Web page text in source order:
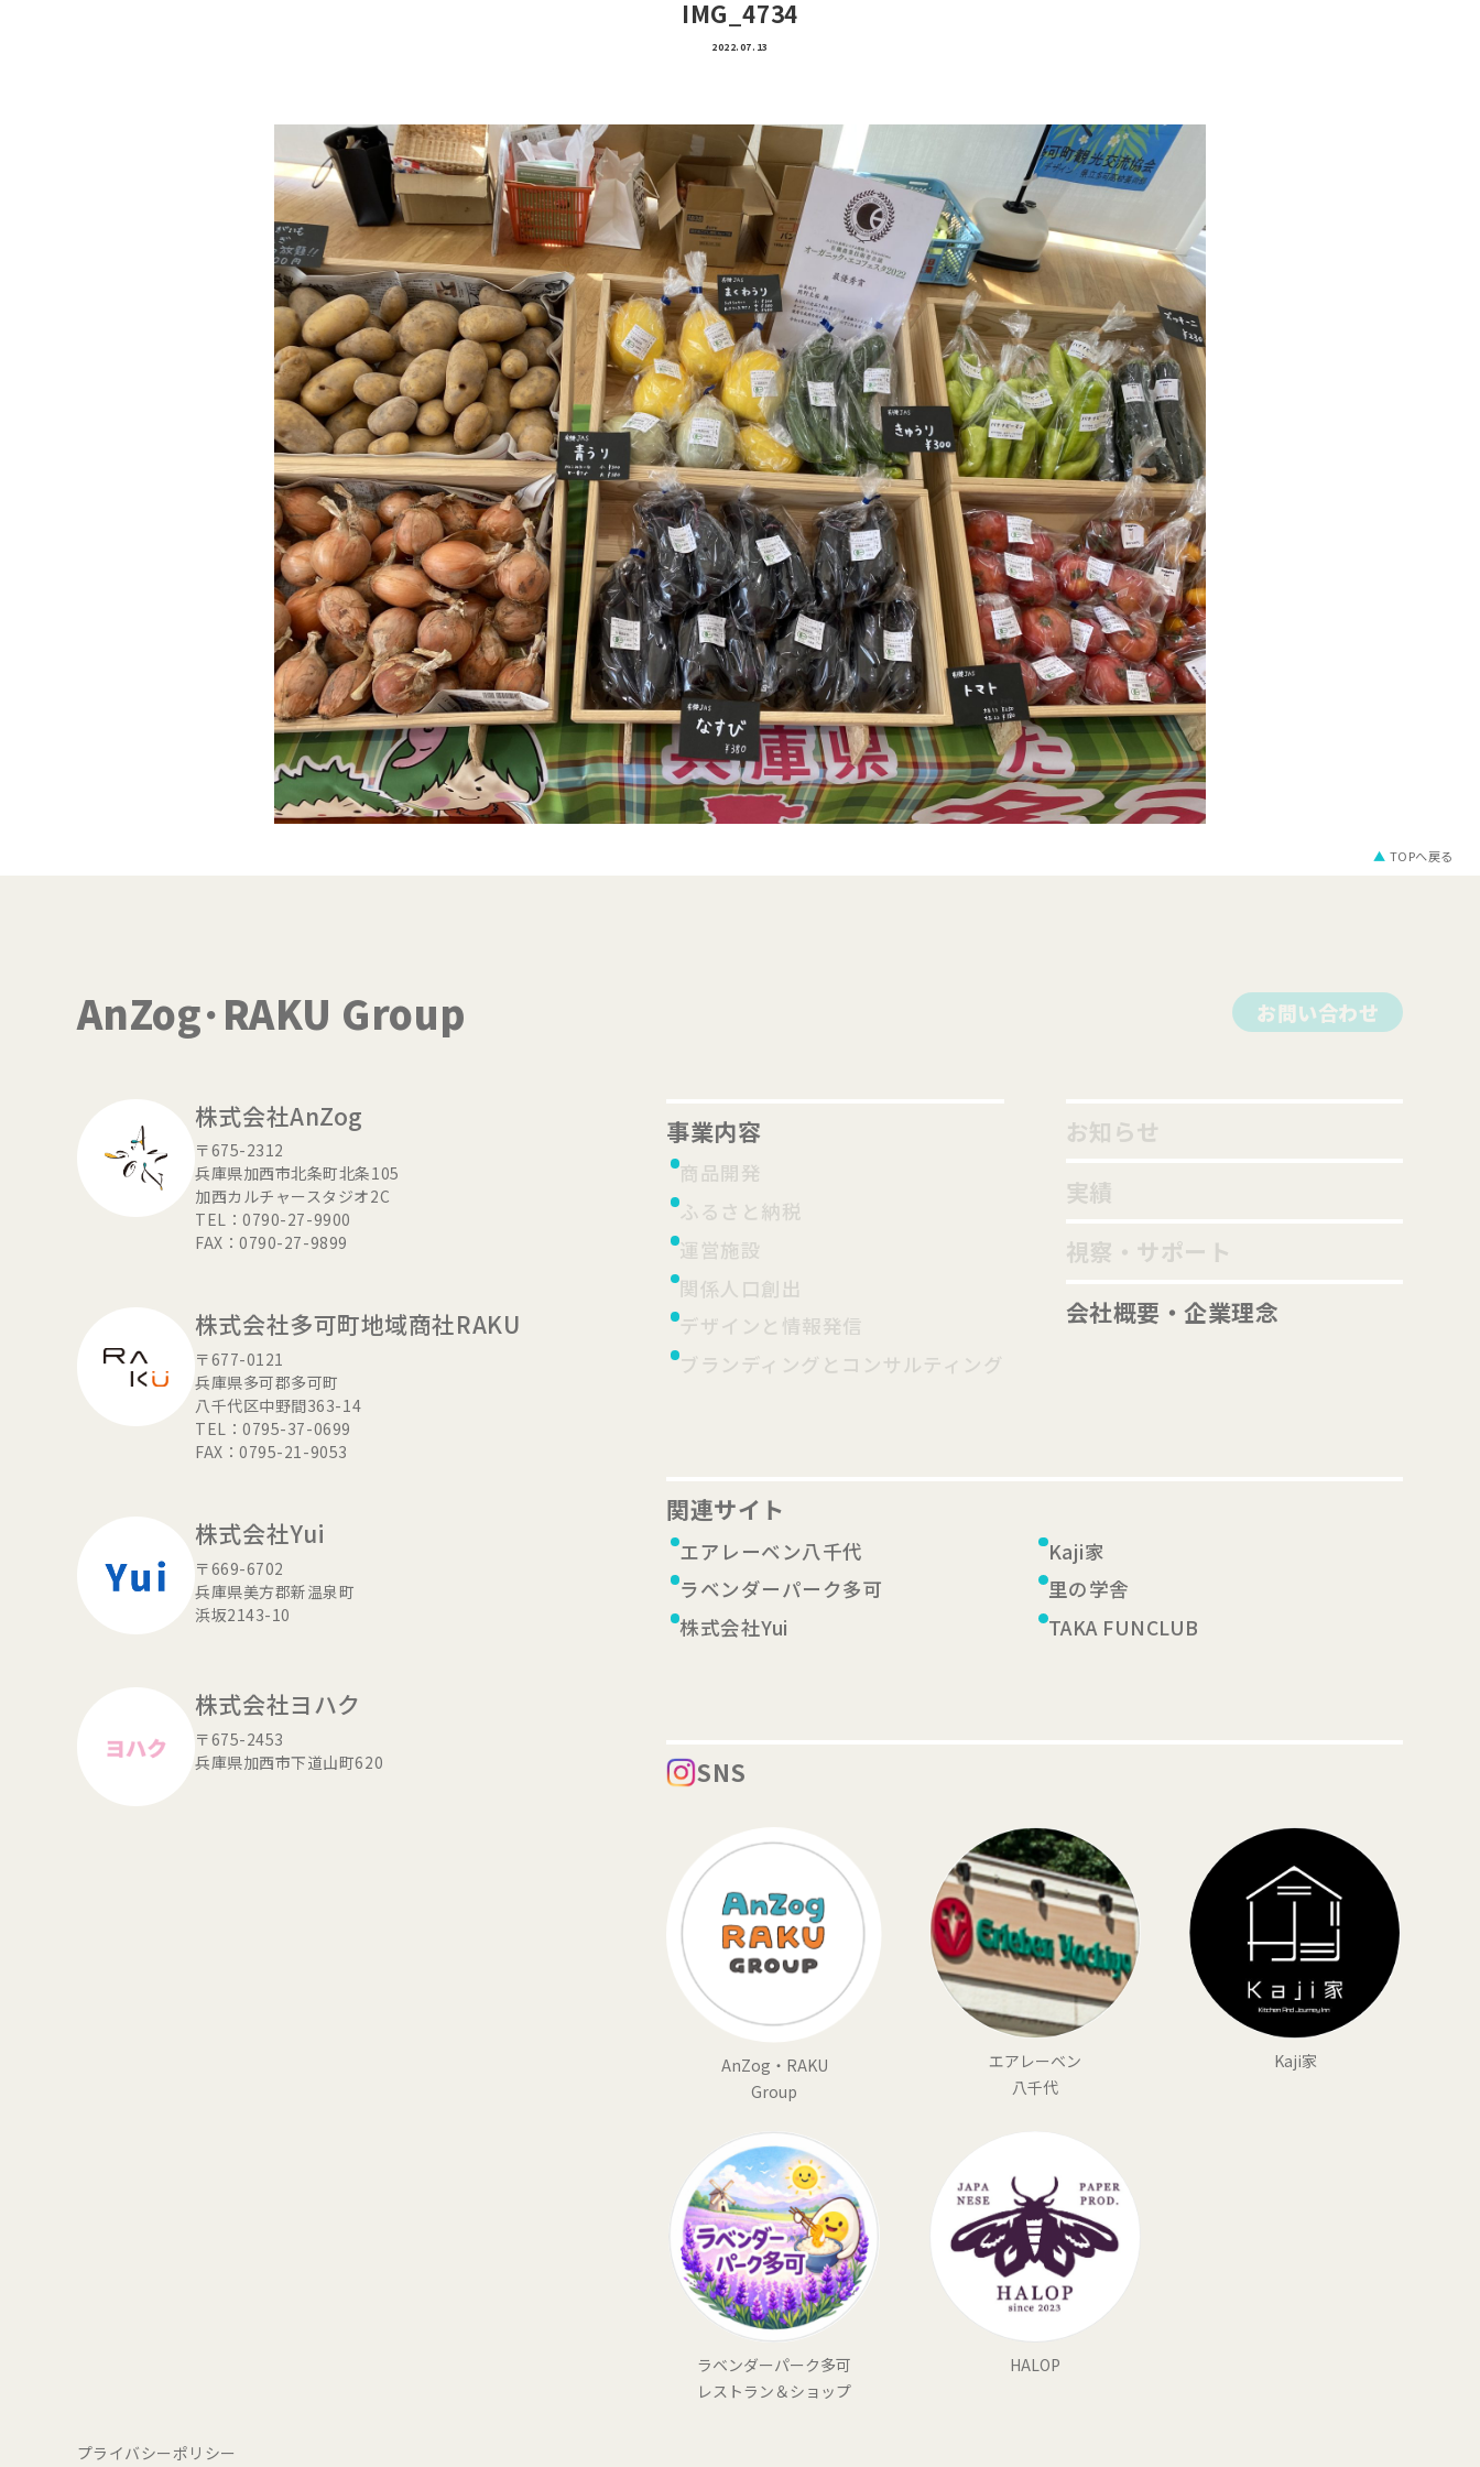
IMG_4734
2022.07.13
▲ TOPへ戻る
AnZog･RAKU Group お問い合わせ
株式会社AnZog
〒675-2312
兵庫県加西市北条町北条105
加西カルチャースタジオ2C
TEL：0790-27-9900
FAX：0790-27-9899
株式会社多可町地域商社RAKU
〒677-0121
兵庫県多可郡多可町
八千代区中野間363-14
TEL：0795-37-0699
FAX：0795-21-9053
株式会社Yui
〒669-6702
兵庫県美方郡新温泉町
浜坂2143-10
株式会社ヨハク
〒675-2453
兵庫県加西市下道山町620
事業内容
商品開発
ふるさと納税
運営施設
関係人口創出
デザインと情報発信
ブランディングとコンサルティング
お知らせ
実績
視察・サポート
会社概要・企業理念
関連サイト
エアレーベン八千代
Kaji家
ラベンダーパーク多可
里の学舎
株式会社Yui
TAKA FUNCLUB
SNS
AnZog・RAKU
Group
エアレーベン
八千代
Kaji家
ラベンダーパーク多可
レストラン＆ショップ
HALOP
プライバシーポリシー